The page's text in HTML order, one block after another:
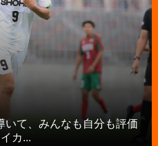
いて、みんなも自分も評価
カ...